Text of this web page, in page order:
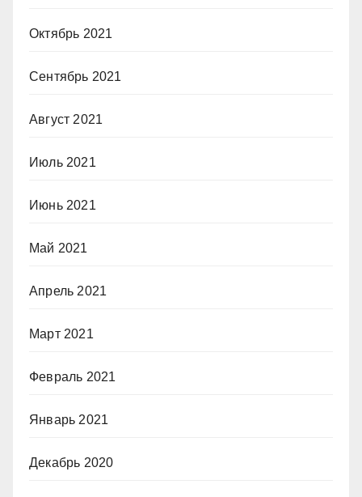
Октябрь 2021
Сентябрь 2021
Август 2021
Июль 2021
Июнь 2021
Май 2021
Апрель 2021
Март 2021
Февраль 2021
Январь 2021
Декабрь 2020